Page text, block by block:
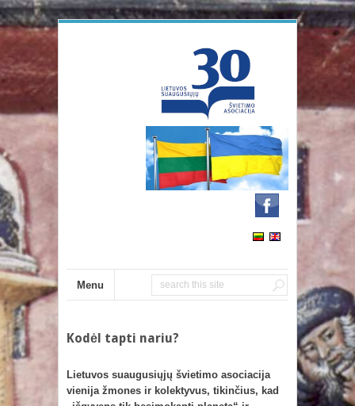
Menu
Kodėl tapti nariu?
Lietuvos suaugusiųjų švietimo asociacija
vienija žmones ir kolektyvus, tikinčius, kad